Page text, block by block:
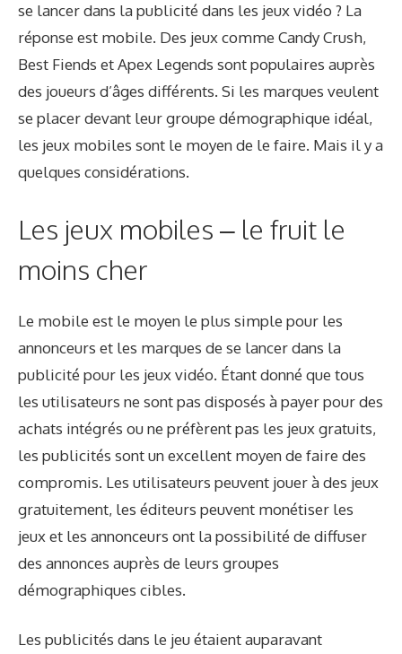
se lancer dans la publicité dans les jeux vidéo ? La
réponse est mobile. Des jeux comme Candy Crush,
Best Fiends et Apex Legends sont populaires auprès
des joueurs d’âges différents. Si les marques veulent
se placer devant leur groupe démographique idéal,
les jeux mobiles sont le moyen de le faire. Mais il y a
quelques considérations.
Les jeux mobiles – le fruit le
moins cher
Le mobile est le moyen le plus simple pour les
annonceurs et les marques de se lancer dans la
publicité pour les jeux vidéo. Étant donné que tous
les utilisateurs ne sont pas disposés à payer pour des
achats intégrés ou ne préfèrent pas les jeux gratuits,
les publicités sont un excellent moyen de faire des
compromis. Les utilisateurs peuvent jouer à des jeux
gratuitement, les éditeurs peuvent monétiser les
jeux et les annonceurs ont la possibilité de diffuser
des annonces auprès de leurs groupes
démographiques cibles.
Les publicités dans le jeu étaient auparavant